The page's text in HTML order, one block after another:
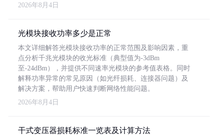
2026年8月4日
光模块接收功率多少是正常
本文详细解答光模块接收功率的正常范围及影响因素，重
点分析千兆光模块的收光标准（典型值为-3dBm
至-24dBm），并提供不同速率光模块的参考值表格。同时
解释功率异常的常见原因（如光纤损耗、连接器问题）及
解决方案，帮助用户快速判断网络性能问题。
2026年8月4日
干式变压器损耗标准一览表及计算方法